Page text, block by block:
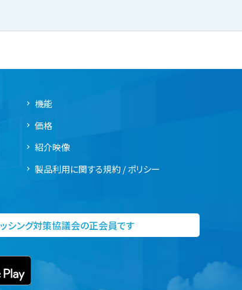
機能
価格
紹介映像
製品利用に関する規約 / ポリシー
ッシング対策協議会の正会員です